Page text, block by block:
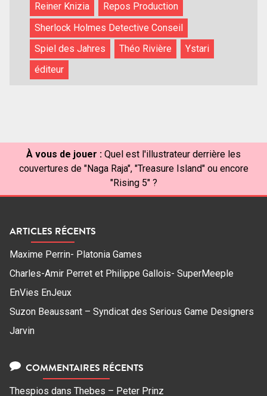
Reiner Knizia
Repos Production
Sherlock Holmes Detective Conseil
Spiel des Jahres
Théo Rivière
Ystari
éditeur
À vous de jouer : Quel est l'illustrateur derrière les
couvertures de "Naga Raja", "Treasure Island" ou encore
"Rising 5" ?
ARTICLES RÉCENTS
Maxime Perrin- Platonia Games
Charles-Amir Perret et Philippe Gallois- SuperMeeple
EnVies EnJeux
Suzon Beaussant – Syndicat des Serious Game Designers
Jarvin
COMMENTAIRES RÉCENTS
Thespios dans Thebes – Peter Prinz